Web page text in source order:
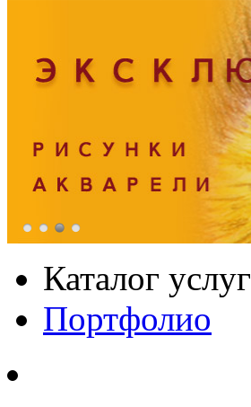
Каталог услуг
Портфолио